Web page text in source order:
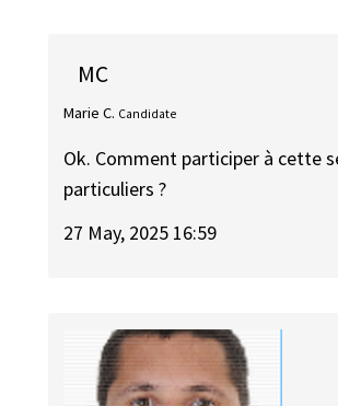
MC
Marie C. Candidate
Ok. Comment participer à cette
particuliers ?
27 May, 2025 16:59